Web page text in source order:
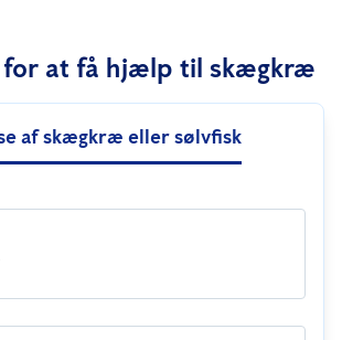
for at få hjælp til skægkræ
af skægkræ eller sølvfisk